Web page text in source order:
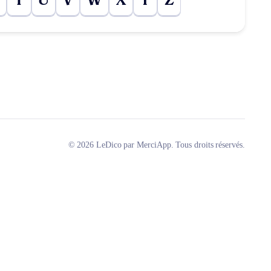
© 2026 LeDico par MerciApp. Tous droits réservés.